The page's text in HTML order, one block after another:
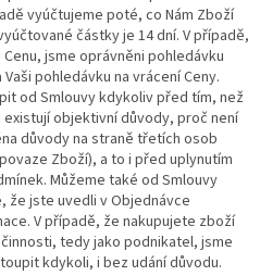
vyúčtujeme poté, co Nám Zboží
částky je 14 dní. V případě,
jsme oprávněni pohledávku
pohledávku na vrácení Ceny.
od Smlouvy kdykoliv před tím, než
objektivní důvody, proč není
důvody na straně třetích osob
Zboží), a to i před uplynutím
Můžeme také od Smlouvy
jste uvedli v Objednávce
V případě, že nakupujete zboží
tedy jako podnikatel, jsme
kdykoli, i bez udání důvodu.